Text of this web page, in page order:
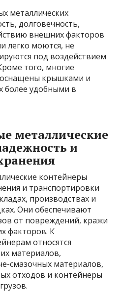
металлических
долговечность,
внешних факторов
легко моются, не
под воздействием
того, многие
крышками и
более удобными в
металлические
и
контейнеры
и транспортировки
производствах и
Они обеспечивают
от повреждений, кражи
факторов. К
относятся
материалов,
смазочных материалов,
отходов и контейнеры